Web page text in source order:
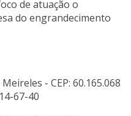
de atuação o
do engrandecimento
- CEP: 60.165.068
67-40